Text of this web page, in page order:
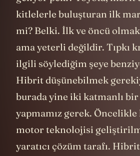
kitlelerle buluşturan ilk
mi? Belki. İlk ve öncü
ama yeterli değildir. Tıpkı
ilgili söylediğim şeye
Hibrit düşünebilmek
burada yine iki katmanlı
yapmamız gerek.
motor teknolojisi
yaratıcı çözüm tarafı.